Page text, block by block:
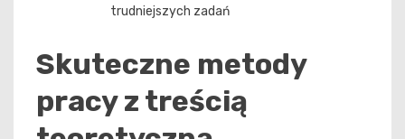
trudniejszych zadań
Skuteczne metody
pracy z treścią